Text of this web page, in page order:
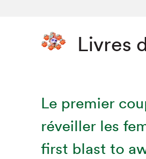
Livres
Le premier
réveiller les
first blast to